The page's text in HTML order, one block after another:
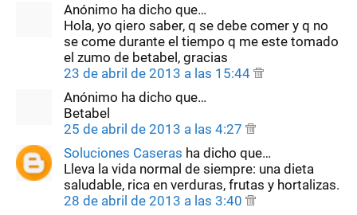
Anónimo ha dicho que…
Hola, yo qiero saber, q se debe comer y q no
se come durante el tiempo q me este tomado
el zumo de betabel, gracias
23 de abril de 2013 a las 15:44
Anónimo ha dicho que…
Betabel
25 de abril de 2013 a las 4:27
Soluciones Caseras ha dicho que…
Lleva la vida normal de siempre: una dieta
saludable, rica en verduras, frutas y hortalizas.
28 de abril de 2013 a las 3:40